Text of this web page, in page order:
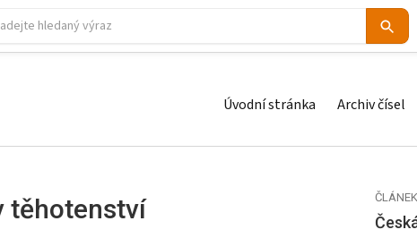
Úvodní stránka Archiv čísel
těhotenství